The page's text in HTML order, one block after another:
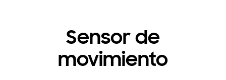
Sensor de
movimiento